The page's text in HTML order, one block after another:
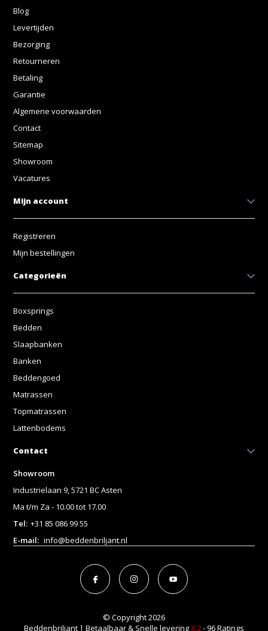
Blog
Levertijden
Bezorging
Retourneren
Betaling
Garantie
Algemene voorwaarden
Contact
Sitemap
Showroom
Vacatures
Mijn account
Registreren
Mijn bestellingen
Categorieën
Boxsprings
Bedden
Slaapbanken
Banken
Beddengoed
Matrassen
Topmatrassen
Lattenbodems
Contact
Showroom
Industrielaan 9, 5721 BC Asten
Ma t/m Za - 10.00 tot 17.00
Tel: +31 85 086 99 55
E-mail: info@beddenbriljant.nl
© Copyright 2026
Beddenbriljant | Betaalbaar & Snelle levering 8.2- 96 Ratings